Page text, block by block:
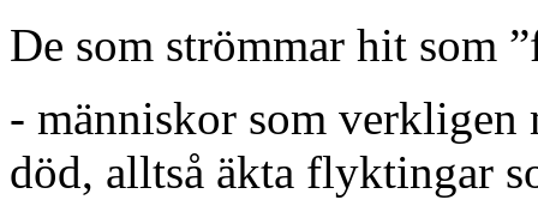
De som strömmar hit som
- människor som verkligen
död, alltså äkta flyktingar